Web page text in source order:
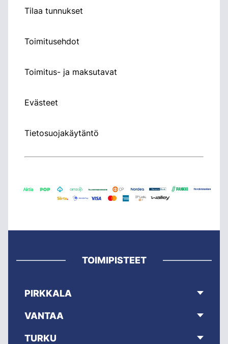
Tilaa tunnukset
Toimitusehdot
Toimitus- ja maksutavat
Evästeet
Tietosuojakäytäntö
TOIMIPISTEET
PIRKKALA
VANTAA
TURKU